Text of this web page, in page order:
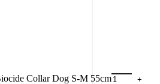
Collar Dog S-M 55cm